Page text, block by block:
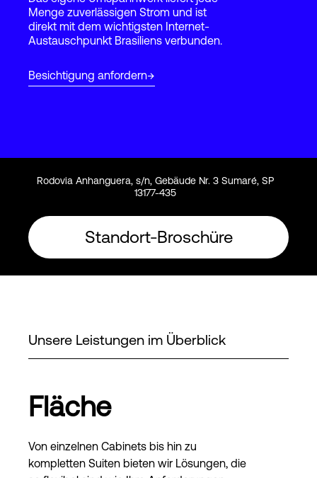
Login
Menge zuverlässigen Strom und ist
direkt mit dem wichtigsten Internet-
Austauschpunkt Brasiliens verbunden.
Besichtigung anfordern
Rodovia Anhanguera, s/n, Gebäude Nr. 3 Sumaré, SP
13177-435
Standort-Broschüre
Unsere Leistungen im Überblick
Fläche
Von einzelnen Cabinets bis hin zu
kompletten Suiten bieten wir Lösungen, die